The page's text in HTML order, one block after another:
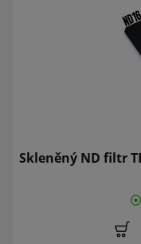
Skleněný ND filtr